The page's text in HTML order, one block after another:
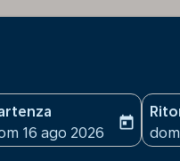
booking-departure-
16 ago 2026
today
fc-